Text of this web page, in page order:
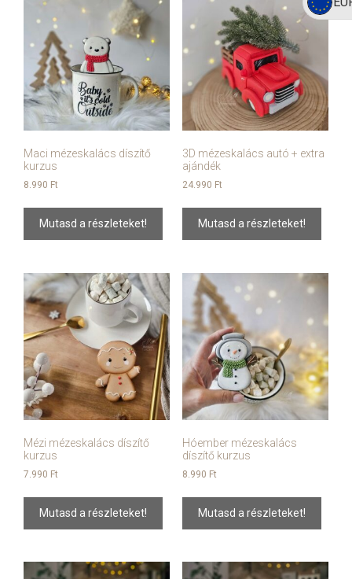
Maci mézeskalács díszítő
kurzus
8.990 Ft
Mutasd a részleteket!
3D mézeskalács autó + extra
ajándék
24.990 Ft
Mutasd a részleteket!
Mézi mézeskalács díszítő
kurzus
7.990 Ft
Mutasd a részleteket!
Hóember mézeskalács
díszítő kurzus
8.990 Ft
Mutasd a részleteket!